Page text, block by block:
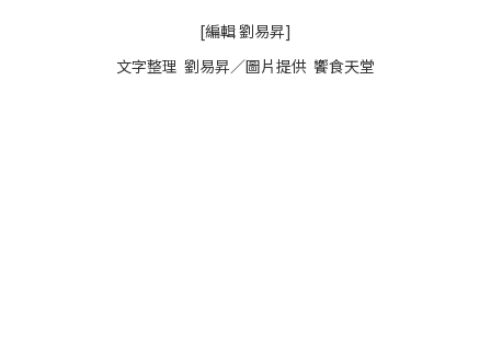
[編輯 劉易昇]
文字整理 劉易昇／圖片提供 饗食天堂